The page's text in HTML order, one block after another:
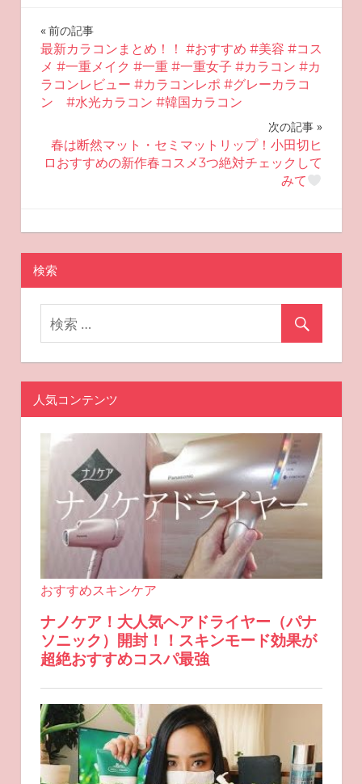
投
稿
ナ
ゲ
シ
ョ
ン
前の記事
最新カラコンまとめ！！ #おすすめ #美容 #コス
メ #一重メイク #一重 #一重女子 #カラコン #カ
ラコンレビュー #カラコンレポ #グレーカラコ
ン #水光カラコン #韓国カラコン
次の記事
春は断然マット・セミマットリップ！小田切ヒ
ロおすすめの新作春コスメ3つ絶対チェックして
みて
2025-01-04
miyu
おすすめ美容
検索
人気コンテンツ